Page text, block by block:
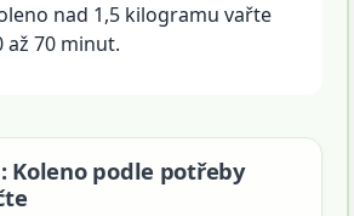
nad 1,5 kilogramu vařte
až 70 minut.
Koleno podle potřeby